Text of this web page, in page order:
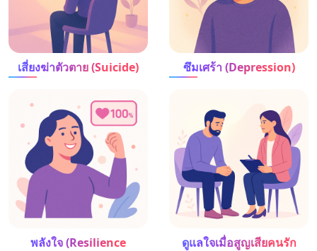
เสี่ยงฆ่าตัวตาย (Suicide) ซึมเศร้า (Depression)
พลังใจ (Resilience
ดูแลใจเมื่อสูญเสียคนรัก